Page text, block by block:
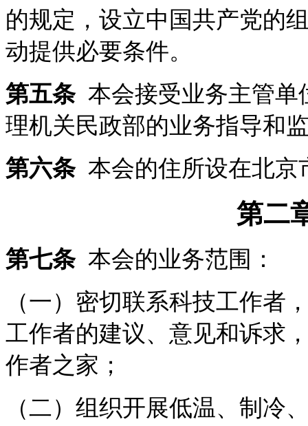
的规定，设立中国共产党的
动提供必要条件。
第五条本会接受业务主管单
理机关民政部的业务指导和
第六条本会的住所设在北京
第二
第七条本会的业务范围：
（一）密切联系科技工作者
工作者的建议、意见和诉求
作者之家；
（二）组织开展低温、制冷